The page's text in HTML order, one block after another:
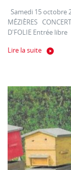
Samedi 15 octobre
MÉZIÈRES
D'FOLIE Entrée libre
Lire la suite